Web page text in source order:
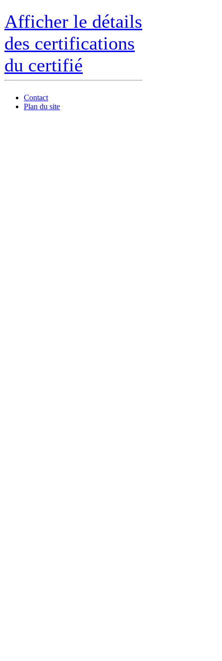
Afficher le détails
des certifications
du certifié
Contact
Plan du site